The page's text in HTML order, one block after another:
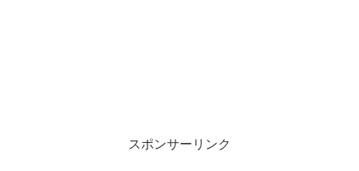
スポンサーリンク